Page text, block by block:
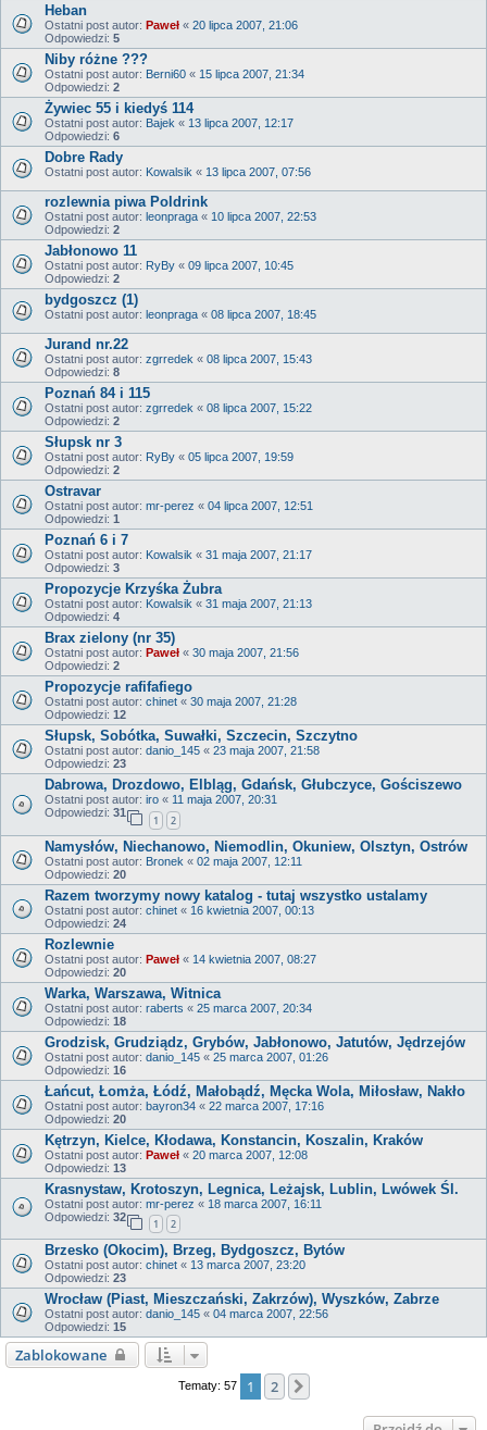
Heban
Ostatni post autor: Paweł « 20 lipca 2007, 21:06
Odpowiedzi: 5
Niby różne ???
Ostatni post autor: Berni60 « 15 lipca 2007, 21:34
Odpowiedzi: 2
Żywiec 55 i kiedyś 114
Ostatni post autor: Bajek « 13 lipca 2007, 12:17
Odpowiedzi: 6
Dobre Rady
Ostatni post autor: Kowalsik « 13 lipca 2007, 07:56
rozlewnia piwa Poldrink
Ostatni post autor: leonpraga « 10 lipca 2007, 22:53
Odpowiedzi: 2
Jabłonowo 11
Ostatni post autor: RyBy « 09 lipca 2007, 10:45
Odpowiedzi: 2
bydgoszcz (1)
Ostatni post autor: leonpraga « 08 lipca 2007, 18:45
Jurand nr.22
Ostatni post autor: zgrredek « 08 lipca 2007, 15:43
Odpowiedzi: 8
Poznań 84 i 115
Ostatni post autor: zgrredek « 08 lipca 2007, 15:22
Odpowiedzi: 2
Słupsk nr 3
Ostatni post autor: RyBy « 05 lipca 2007, 19:59
Odpowiedzi: 2
Ostravar
Ostatni post autor: mr-perez « 04 lipca 2007, 12:51
Odpowiedzi: 1
Poznań 6 i 7
Ostatni post autor: Kowalsik « 31 maja 2007, 21:17
Odpowiedzi: 3
Propozycje Krzyśka Żubra
Ostatni post autor: Kowalsik « 31 maja 2007, 21:13
Odpowiedzi: 4
Brax zielony (nr 35)
Ostatni post autor: Paweł « 30 maja 2007, 21:56
Odpowiedzi: 2
Propozycje rafifafiego
Ostatni post autor: chinet « 30 maja 2007, 21:28
Odpowiedzi: 12
Słupsk, Sobótka, Suwałki, Szczecin, Szczytno
Ostatni post autor: danio_145 « 23 maja 2007, 21:58
Odpowiedzi: 23
Dabrowa, Drozdowo, Elbląg, Gdańsk, Głubczyce, Gościszewo
Ostatni post autor: iro « 11 maja 2007, 20:31
Odpowiedzi: 31
1 2
Namysłów, Niechanowo, Niemodlin, Okuniew, Olsztyn, Ostrów
Ostatni post autor: Bronek « 02 maja 2007, 12:11
Odpowiedzi: 20
Razem tworzymy nowy katalog - tutaj wszystko ustalamy
Ostatni post autor: chinet « 16 kwietnia 2007, 00:13
Odpowiedzi: 24
Rozlewnie
Ostatni post autor: Paweł « 14 kwietnia 2007, 08:27
Odpowiedzi: 20
Warka, Warszawa, Witnica
Ostatni post autor: raberts « 25 marca 2007, 20:34
Odpowiedzi: 18
Grodzisk, Grudziądz, Grybów, Jabłonowo, Jatutów, Jędrzejów
Ostatni post autor: danio_145 « 25 marca 2007, 01:26
Odpowiedzi: 16
Łańcut, Łomża, Łódź, Małobądź, Męcka Wola, Miłosław, Nakło
Ostatni post autor: bayron34 « 22 marca 2007, 17:16
Odpowiedzi: 20
Kętrzyn, Kielce, Kłodawa, Konstancin, Koszalin, Kraków
Ostatni post autor: Paweł « 20 marca 2007, 12:08
Odpowiedzi: 13
Krasnystaw, Krotoszyn, Legnica, Leżajsk, Lublin, Lwówek Śl.
Ostatni post autor: mr-perez « 18 marca 2007, 16:11
Odpowiedzi: 32
1 2
Brzesko (Okocim), Brzeg, Bydgoszcz, Bytów
Ostatni post autor: chinet « 13 marca 2007, 23:20
Odpowiedzi: 23
Wrocław (Piast, Mieszczański, Zakrzów), Wyszków, Zabrze
Ostatni post autor: danio_145 « 04 marca 2007, 22:56
Odpowiedzi: 15
Zablokowane
Tematy: 57 1 2